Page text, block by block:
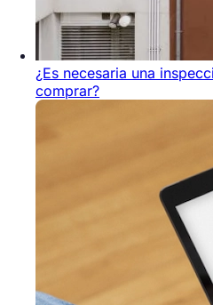
¿Es necesaria una
comprar?